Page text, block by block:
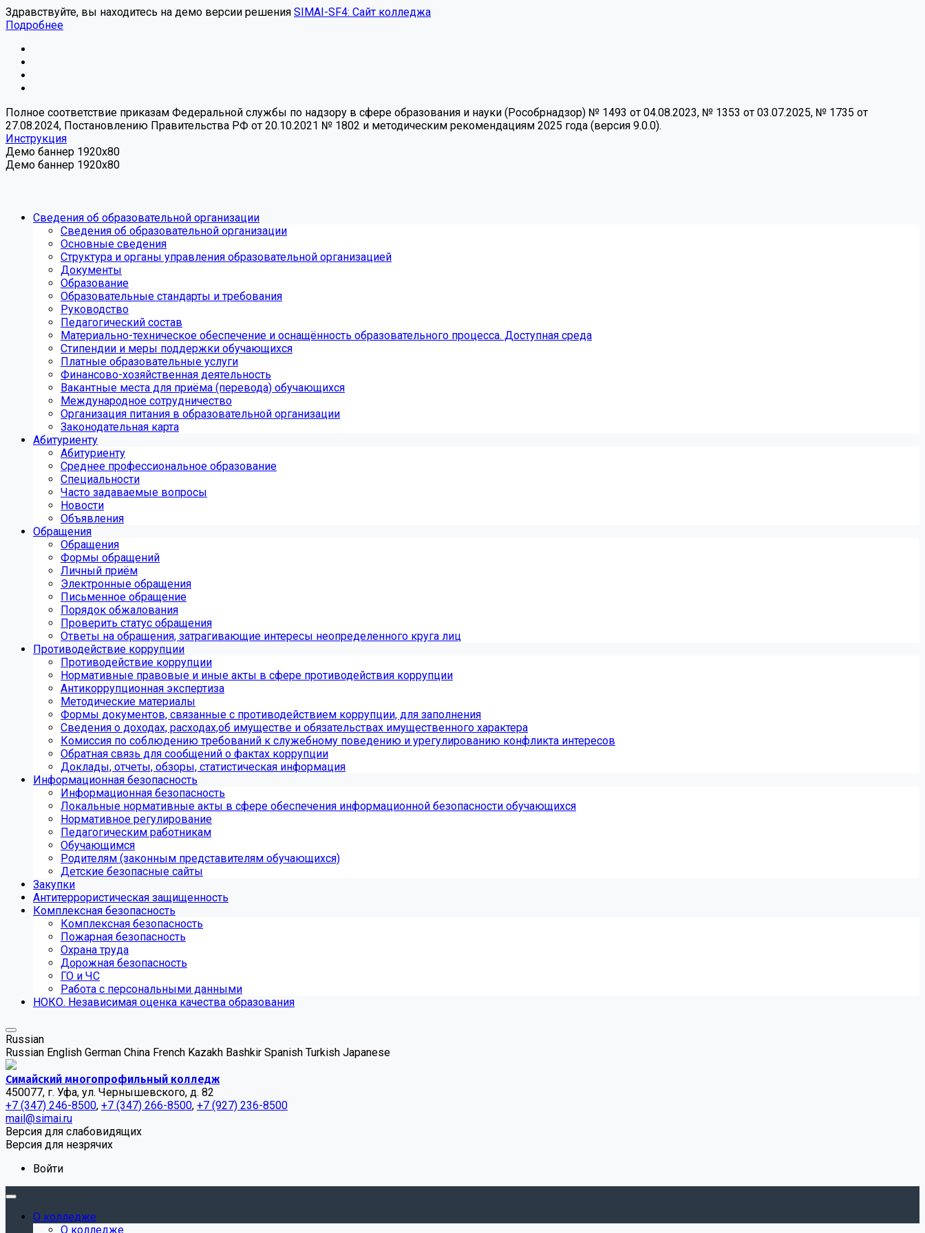
Здравствуйте, вы находитесь на демо версии решения SIMAI-SF4: Сайт колледжа
Подробнее
Полное соответствие приказам Федеральной службы по надзору в сфере образования и науки (Рособрнадзор) № 1493 от 04.08.2023, № 1353 от 03.07.2025, № 1735 от
27.08.2024, Постановлению Правительства РФ от 20.10.2021 № 1802 и методическим рекомендациям 2025 года (версия 9.0.0).
Инструкция
Демо баннер 1920x80
Демо баннер 1920x80
Сведения об образовательной организации
Сведения об образовательной организации
Основные сведения
Структура и органы управления образовательной организацией
Документы
Образование
Образовательные стандарты и требования
Руководство
Педагогический состав
Материально-техническое обеспечение и оснащённость образовательного процесса. Доступная среда
Стипендии и меры поддержки обучающихся
Платные образовательные услуги
Финансово-хозяйственная деятельность
Вакантные места для приёма (перевода) обучающихся
Международное сотрудничество
Организация питания в образовательной организации
Законодательная карта
Абитуриенту
Абитуриенту
Среднее профессиональное образование
Специальности
Часто задаваемые вопросы
Новости
Объявления
Обращения
Обращения
Формы обращений
Личный приём
Электронные обращения
Письменное обращение
Порядок обжалования
Проверить статус обращения
Ответы на обращения, затрагивающие интересы неопределенного круга лиц
Противодействие коррупции
Противодействие коррупции
Нормативные правовые и иные акты в сфере противодействия коррупции
Антикоррупционная экспертиза
Методические материалы
Формы документов, связанные с противодействием коррупции, для заполнения
Сведения о доходах, расходах,об имуществе и обязательствах имущественного характера
Комиссия по соблюдению требований к служебному поведению и урегулированию конфликта интересов
Обратная связь для сообщений о фактах коррупции
Доклады, отчеты, обзоры, статистическая информация
Информационная безопасность
Информационная безопасность
Локальные нормативные акты в сфере обеспечения информационной безопасности обучающихся
Нормативное регулирование
Педагогическим работникам
Обучающимся
Родителям (законным представителям обучающихся)
Детские безопасные сайты
Закупки
Антитеррористическая защищенность
Комплексная безопасность
Комплексная безопасность
Пожарная безопасность
Охрана труда
Дорожная безопасность
ГО и ЧС
Работа с персональными данными
НОКО. Независимая оценка качества образования
Russian
Russian English German China French Kazakh Bashkir Spanish Turkish Japanese
Симайский многопрофильный колледж
450077, г. Уфа, ул. Чернышевского, д. 82
+7 (347) 246-8500, +7 (347) 266-8500, +7 (927) 236-8500
mail@simai.ru
Версия для слабовидящих
Версия для незрячих
Войти
О колледже
О колледже